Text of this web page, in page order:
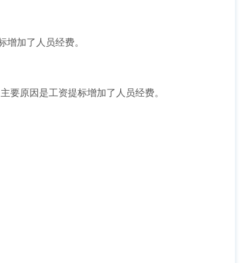
增加了人员经费。
要原因是工资提标增加了人员经费。